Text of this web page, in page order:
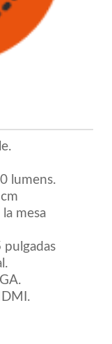
lumens.
mesa
pulgadas